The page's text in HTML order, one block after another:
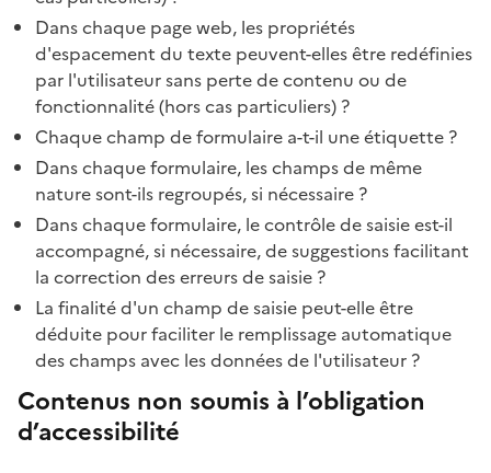
Dans chaque page web, les propriétés
d'espacement du texte peuvent-elles être redéfinies
par l'utilisateur sans perte de contenu ou de
fonctionnalité (hors cas particuliers) ?
Chaque champ de formulaire a-t-il une étiquette ?
Dans chaque formulaire, les champs de même
nature sont-ils regroupés, si nécessaire ?
Dans chaque formulaire, le contrôle de saisie est-il
accompagné, si nécessaire, de suggestions facilitant
la correction des erreurs de saisie ?
La finalité d'un champ de saisie peut-elle être
déduite pour faciliter le remplissage automatique
des champs avec les données de l'utilisateur ?
Contenus non soumis à l’obligation
d’accessibilité